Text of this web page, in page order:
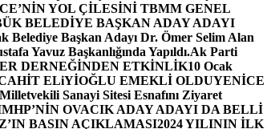
YOL ÇİLESİNİ TBMM GENEL
BELEDİYE BAŞKAN ADAY ADAYI
Başkan Adayı Dr. Ömer Selim Alan
Yavuz Başkanlığında Yapıldı.Ak Parti
DERNEĞİNDEN ETKİNLİK10 Ocak
ELiYİOĞLU EMEKLİ OLDUYENİCE
Sanayi Sitesi Esnafını Ziyaret
MHP’NİN OVACIK ADAY ADAYI DA BELLİ
BASIN AÇIKLAMASI2024 YILININ İLK